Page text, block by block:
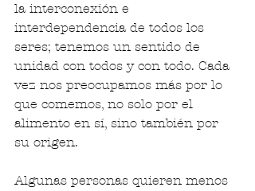
la interconexión e
interdependencia de todos los
seres; tenemos un sentido de
unidad con todos y con todo. Cada
vez nos preocupamos más por lo
que comemos, no solo por el
alimento en sí, sino también por
su origen.
Algunas personas quieren menos